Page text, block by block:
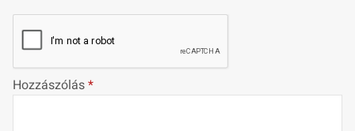
Hozzászólás*